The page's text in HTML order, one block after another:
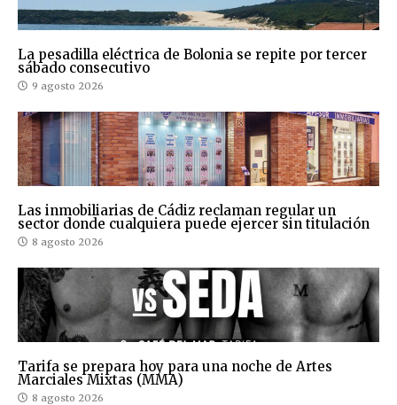
La pesadilla eléctrica de Bolonia se repite por tercer
sábado consecutivo
9 agosto 2026
Las inmobiliarias de Cádiz reclaman regular un
sector donde cualquiera puede ejercer sin titulación
8 agosto 2026
Tarifa se prepara hoy para una noche de Artes
Marciales Mixtas (MMA)
8 agosto 2026